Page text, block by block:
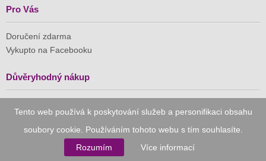
Tento web používá k poskytování služeb a personifikaci obsahu
soubory cookie. Používáním tohoto webu s tím souhlasíte.
Rozumím
Více informací
Pro Vás
Doručení zdarma
Vykupto na Facebooku
Důvěryhodný nákup
Naše společnost je členem Asociace pro elektronickou
komerci (APEK)